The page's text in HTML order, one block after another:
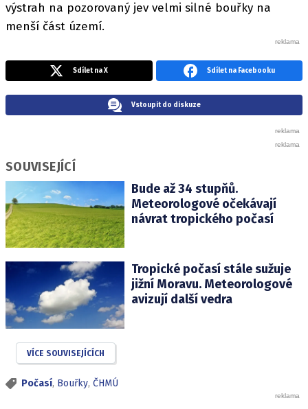
výstrah na pozorovaný jev velmi silné bouřky na
menší část území.
Sdílet na X Sdílet na Facebooku
Vstoupit do diskuze
SOUVISEJÍCÍ
Bude až 34 stupňů.
Meteorologové očekávají
návrat tropického počasí
Tropické počasí stále sužuje
jižní Moravu. Meteorologové
avizují další vedra
VÍCE SOUVISEJÍCÍCH
Počasí, Bouřky, ČHMÚ